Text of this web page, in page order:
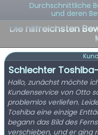
Durchschnittliche
und deren
Die hilfreichsten
Schlechter
Hallo, zunächst möchte
Kundenservice von Otto
problemlos verliefen.
Toshiba eine einzige
begann das Bild des
verschieben, und er ging